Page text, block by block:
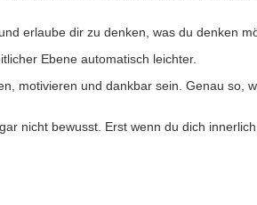
erlaube dir zu denken, was du denken
Ebene automatisch leichter.
motivieren und dankbar sein. Genau so,
nicht bewusst. Erst wenn du dich